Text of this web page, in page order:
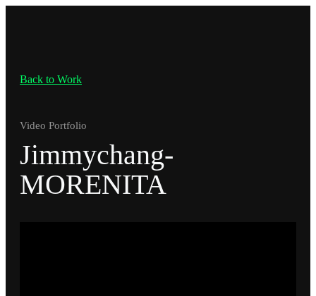
Back to Work
Video Portfolio
Jimmychang-
MORENITA